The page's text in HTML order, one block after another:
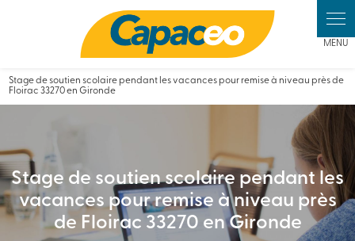
Stage de soutien scolaire pendant les vacances pour remise à niveau près de
Floirac 33270 en Gironde
Stage de soutien scolaire pendant les
vacances pour remise à niveau près
de Floirac 33270 en Gironde
Panneau de gestion des cookies